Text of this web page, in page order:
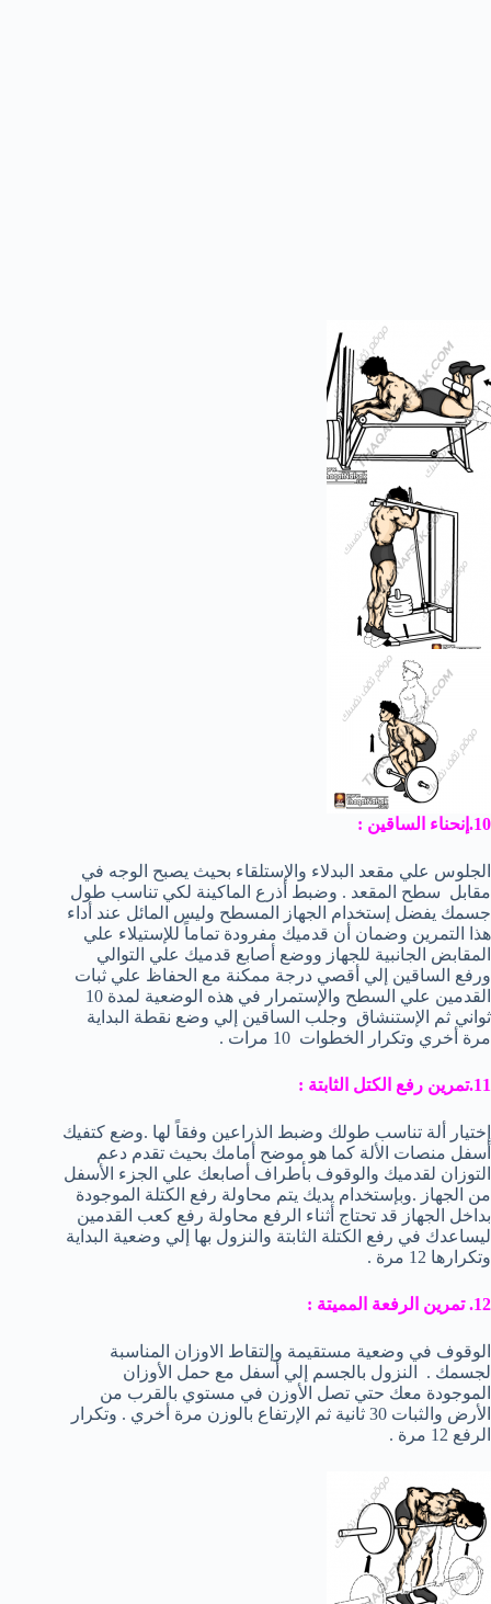
10.إنحناء الساقين :
الجلوس علي مقعد البدلاء والإستلقاء بحيث يصبح الوجه في
مقابل سطح المقعد . وضبط أذرع الماكينة لكي تناسب طول
جسمك يفضل إستخدام الجهاز المسطح وليس المائل عند أداء
هذا التمرين وضمان أن قدميك مفرودة تماماً للإستيلاء علي
المقابض الجانبية للجهاز ووضع أصابع قدميك علي التوالي
ورفع الساقين إلي أقصي درجة ممكنة مع الحفاظ علي ثبات
القدمين علي السطح والإستمرار في هذه الوضعية لمدة 10
ثواني ثم الإستنشاق وجلب الساقين إلي وضع نقطة البداية
مرة أخري وتكرار الخطوات 10 مرات .
11.تمرين رفع الكتل الثابتة :
إختيار ألة تناسب طولك وضبط الذراعين وفقاً لها .وضع كتفيك
أسفل منصات الألة كما هو موضح أمامك بحيث تقدم دعم
التوزان لقدميك والوقوف بأطراف أصابعك علي الجزء الأسفل
من الجهاز .وبإستخدام يديك يتم محاولة رفع الكتلة الموجودة
بداخل الجهاز قد تحتاج أثناء الرفع محاولة رفع كعب القدمين
ليساعدك في رفع الكتلة الثابتة والنزول بها إلي وضعية البداية
وتكرارها 12 مرة .
12. تمرين الرفعة المميتة :
الوقوف في وضعية مستقيمة وإلتقاط الاوزان المناسبة
لجسمك . النزول بالجسم إلي أسفل مع حمل الأوزان
الموجودة معك حتي تصل الأوزن في مستوي بالقرب من
الأرض والثبات 30 ثانية ثم الإرتفاع بالوزن مرة أخري . وتكرار
الرفع 12 مرة .